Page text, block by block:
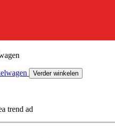
Verder winkelen
trend ad